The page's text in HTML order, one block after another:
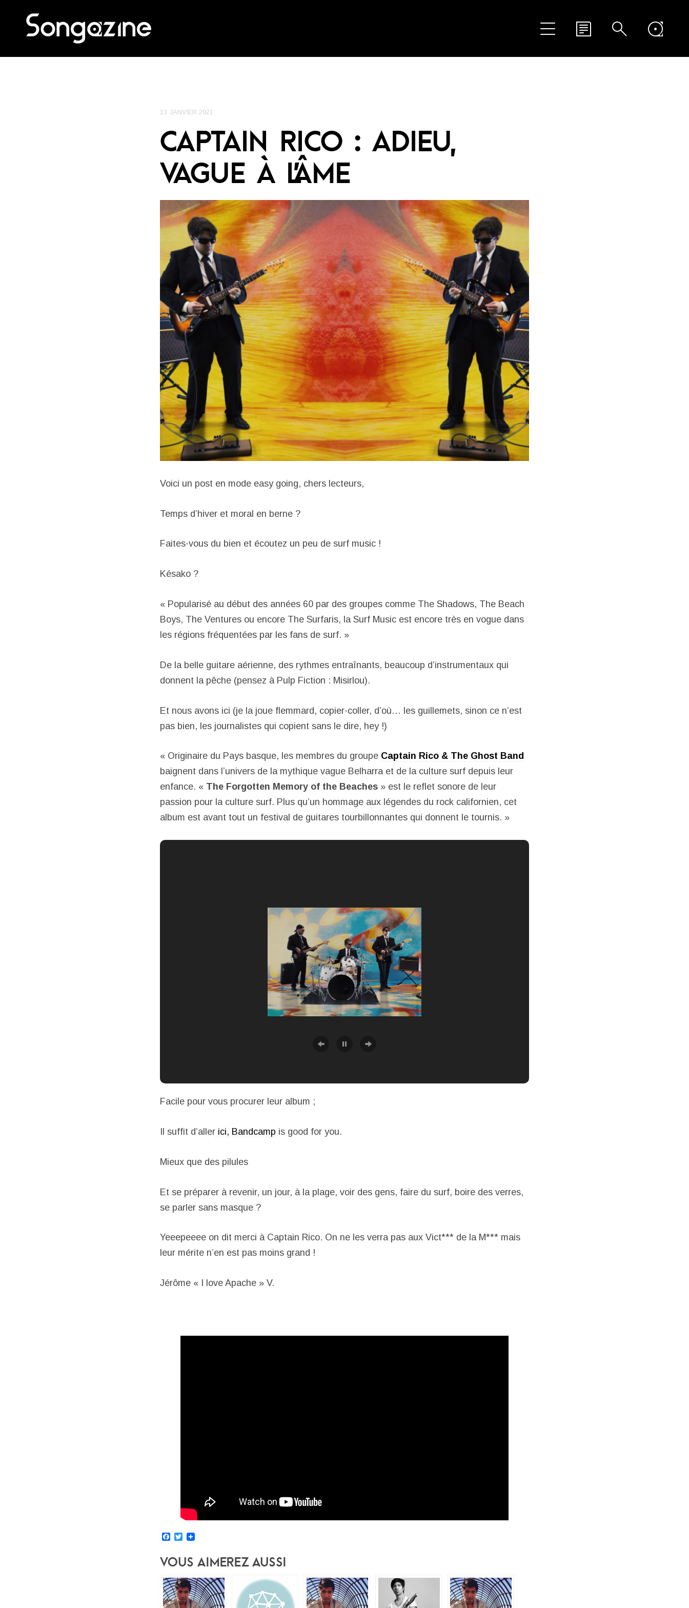
13 JANVIER 2021
CAPTAIN RICO : ADIEU,
VAGUE À L’ÂME
Voici un post en mode easy going, chers lecteurs,
Temps d’hiver et moral en berne ?
Faites-vous du bien et écoutez un peu de surf music !
Késako ?
« Popularisé au début des années 60 par des groupes comme The Shadows, The Beach
Boys, The Ventures ou encore The Surfaris, la Surf Music est encore très en vogue dans
les régions fréquentées par les fans de surf. »
De la belle guitare aérienne, des rythmes entraînants, beaucoup d’instrumentaux qui
donnent la pêche (pensez à Pulp Fiction : Misirlou).
Et nous avons ici (je la joue flemmard, copier-coller, d’où… les guillemets, sinon ce n’est
pas bien, les journalistes qui copient sans le dire, hey !)
« Originaire du Pays basque, les membres du groupe Captain Rico & The Ghost Band
baignent dans l’univers de la mythique vague Belharra et de la culture surf depuis leur
enfance. « The Forgotten Memory of the Beaches » est le reflet sonore de leur
passion pour la culture surf. Plus qu’un hommage aux légendes du rock californien, cet
album est avant tout un festival de guitares tourbillonnantes qui donnent le tournis. »
Facile pour vous procurer leur album ;
Il suffit d’aller ici, Bandcamp is good for you.
Mieux que des pilules
Et se préparer à revenir, un jour, à la plage, voir des gens, faire du surf, boire des verres,
se parler sans masque ?
Yeeepeeee on dit merci à Captain Rico. On ne les verra pas aux Vict*** de la M*** mais
leur mérite n’en est pas moins grand !
Jérôme « I love Apache » V.
Facebook
Twitter
Vous Aimerez Aussi